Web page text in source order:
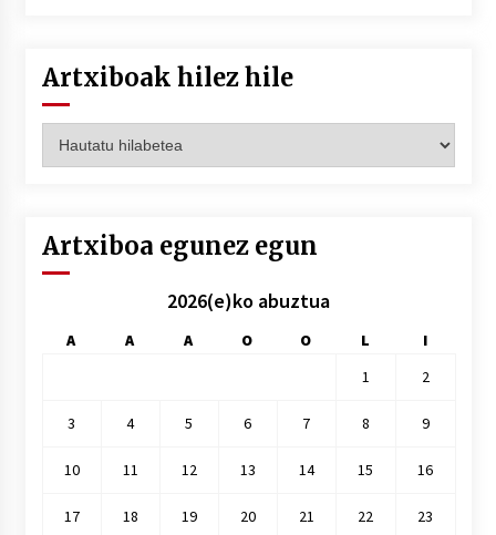
Artxiboak hilez hile
hilez
Artxiboa egunez egun
2026(e)ko abuztua
A A A O O L
I
1
2
3 4 5 6 7 8 9
10 11 12 13 14 15 16
17 18 19 20 21 22 23